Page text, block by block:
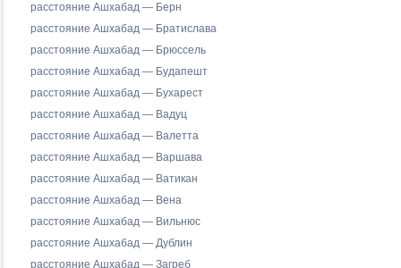
расстояние Ашхабад — Берн
расстояние Ашхабад — Братислава
расстояние Ашхабад — Брюссель
расстояние Ашхабад — Будапешт
расстояние Ашхабад — Бухарест
расстояние Ашхабад — Вадуц
расстояние Ашхабад — Валетта
расстояние Ашхабад — Варшава
расстояние Ашхабад — Ватикан
расстояние Ашхабад — Вена
расстояние Ашхабад — Вильнюс
расстояние Ашхабад — Дублин
расстояние Ашхабад — Загреб